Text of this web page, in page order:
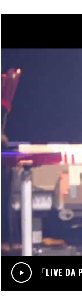
RADIO
サンデーradio 調子 do
MAGAZINE
スペシャルブック『世
RADIO
サンデーradio 調子 do
RADIO
サンデーradio 調子 do
「LIVE